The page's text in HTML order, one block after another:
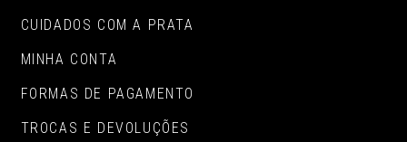
CUIDADOS COM A PRATA
MINHA CONTA
FORMAS DE PAGAMENTO
TROCAS E DEVOLUÇÕES